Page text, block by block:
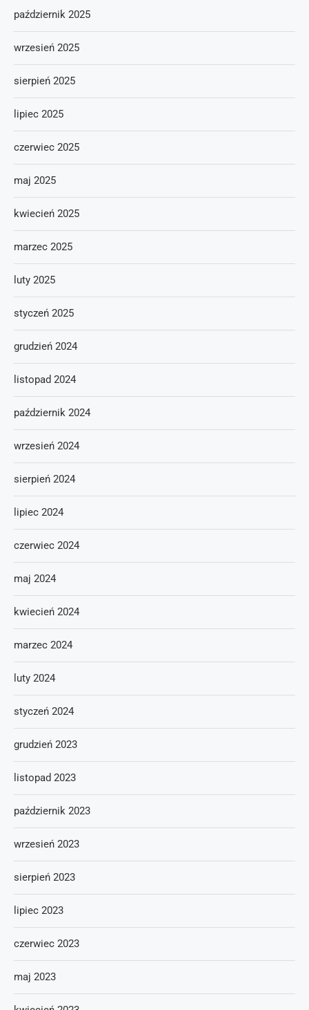
październik 2025
wrzesień 2025
sierpień 2025
lipiec 2025
czerwiec 2025
maj 2025
kwiecień 2025
marzec 2025
luty 2025
styczeń 2025
grudzień 2024
listopad 2024
październik 2024
wrzesień 2024
sierpień 2024
lipiec 2024
czerwiec 2024
maj 2024
kwiecień 2024
marzec 2024
luty 2024
styczeń 2024
grudzień 2023
listopad 2023
październik 2023
wrzesień 2023
sierpień 2023
lipiec 2023
czerwiec 2023
maj 2023